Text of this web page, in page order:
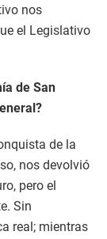
nos
el Legislativo
de San
de la
nos devolvió
pero el
Sin
real; mientras